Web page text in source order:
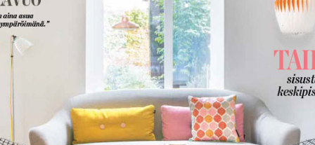
INTERIOR DESIGN MAGAZINES